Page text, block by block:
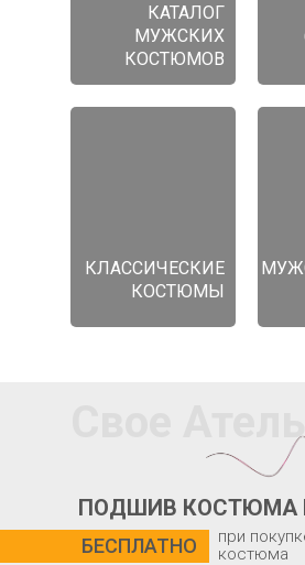
КАТАЛОГ
МУЖСКИХ
КОСТЮМОВ
КЛАССИЧЕСКИЕ
КОСТЮМЫ
Свое Ателье
ПОДШИВ КОСТЮМА
БЕСПЛАТНО
при
костюма